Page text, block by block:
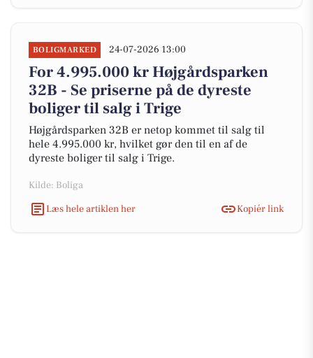
BOLIGMARKED 24-07-2026 13:00
For 4.995.000 kr Højgårdsparken
32B - Se priserne på de dyreste
boliger til salg i Trige
Højgårdsparken 32B er netop kommet til salg til
hele 4.995.000 kr, hvilket gør den til en af de
dyreste boliger til salg i Trige.
Kilde: Boliga
Læs hele artiklen her
Kopiér link